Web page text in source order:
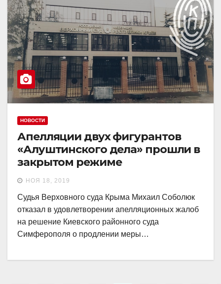
НОВОСТИ
Апелляции двух фигурантов
«Алуштинского дела» прошли в
закрытом режиме
НОЯ 18, 2019
Судья Верховного суда Крыма Михаил Соболюк
отказал в удовлетворении апелляционных жалоб
на решение Киевского районного суда
Симферополя о продлении меры…